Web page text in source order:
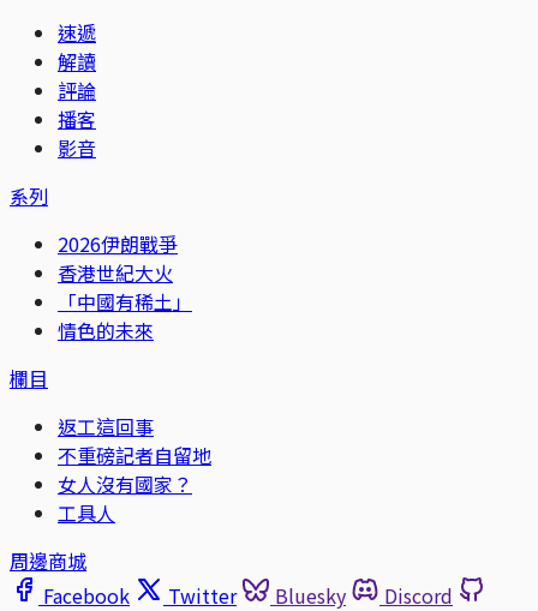
速遞
解讀
評論
播客
影音
系列
2026伊朗戰爭
香港世紀大火
「中國有稀土」
情色的未來
欄目
返工這回事
不重磅記者自留地
女人沒有國家？
工具人
周邊商城
Facebook
Twitter Bluesky
Discord